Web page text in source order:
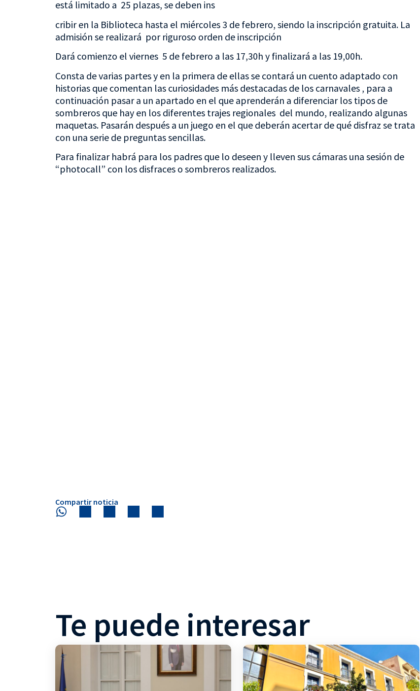
está limitado a 25 plazas, se deben ins
cribir en la Biblioteca hasta el miércoles 3 de febrero, siendo la inscripción gratuita. La
admisión se realizará por riguroso orden de inscripción
Dará comienzo el viernes 5 de febrero a las 17,30h y finalizará a las 19,00h.
Consta de varias partes y en la primera de ellas se contará un cuento adaptado con
historias que comentan las curiosidades más destacadas de los carnavales , para a
continuación pasar a un apartado en el que aprenderán a diferenciar los tipos de
sombreros que hay en los diferentes trajes regionales del mundo, realizando algunas
maquetas. Pasarán después a un juego en el que deberán acertar de qué disfraz se trata
con una serie de preguntas sencillas.
Para finalizar habrá para los padres que lo deseen y lleven sus cámaras una sesión de
“photocall” con los disfraces o sombreros realizados.
Compartir noticia
Te puede interesar